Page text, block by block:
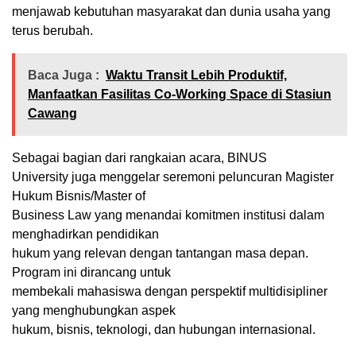
menjawab kebutuhan masyarakat dan dunia usaha yang
terus berubah.
Baca Juga : Waktu Transit Lebih Produktif,
Manfaatkan Fasilitas Co-Working Space di Stasiun
Cawang
Sebagai bagian dari rangkaian acara, BINUS
University juga menggelar seremoni peluncuran Magister
Hukum Bisnis/Master of
Business Law yang menandai komitmen institusi dalam
menghadirkan pendidikan
hukum yang relevan dengan tantangan masa depan.
Program ini dirancang untuk
membekali mahasiswa dengan perspektif multidisipliner
yang menghubungkan aspek
hukum, bisnis, teknologi, dan hubungan internasional.